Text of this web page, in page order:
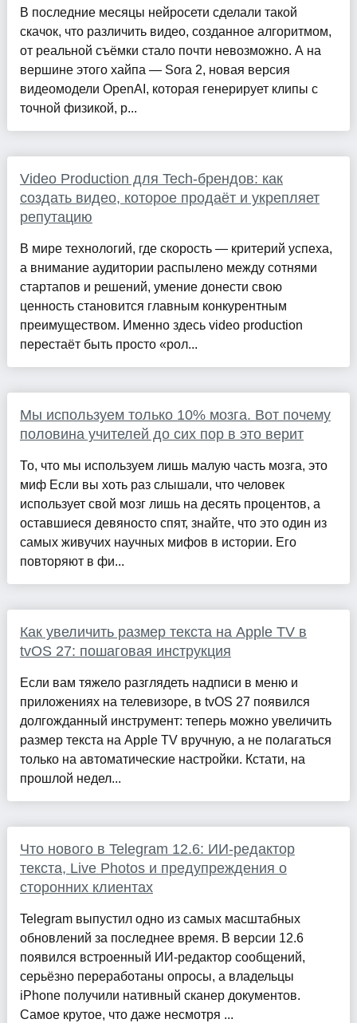
В последние месяцы нейросети сделали такой
скачок, что различить видео, созданное алгоритмом,
от реальной съёмки стало почти невозможно. А на
вершине этого хайпа — Sora 2, новая версия
видеомодели OpenAI, которая генерирует клипы с
точной физикой, р...
Video Production для Tech-брендов: как
создать видео, которое продаёт и укрепляет
репутацию
В мире технологий, где скорость — критерий успеха,
а внимание аудитории распылено между сотнями
стартапов и решений, умение донести свою
ценность становится главным конкурентным
преимуществом. Именно здесь video production
перестаёт быть просто «рол...
Мы используем только 10% мозга. Вот почему
половина учителей до сих пор в это верит
То, что мы используем лишь малую часть мозга, это
миф Если вы хоть раз слышали, что человек
использует свой мозг лишь на десять процентов, а
оставшиеся девяносто спят, знайте, что это один из
самых живучих научных мифов в истории. Его
повторяют в фи...
Как увеличить размер текста на Apple TV в
tvOS 27: пошаговая инструкция
Если вам тяжело разглядеть надписи в меню и
приложениях на телевизоре, в tvOS 27 появился
долгожданный инструмент: теперь можно увеличить
размер текста на Apple TV вручную, а не полагаться
только на автоматические настройки. Кстати, на
прошлой недел...
Что нового в Telegram 12.6: ИИ-редактор
текста, Live Photos и предупреждения о
сторонних клиентах
Telegram выпустил одно из самых масштабных
обновлений за последнее время. В версии 12.6
появился встроенный ИИ-редактор сообщений,
серьёзно переработаны опросы, а владельцы
iPhone получили нативный сканер документов.
Самое крутое, что даже несмотря ...